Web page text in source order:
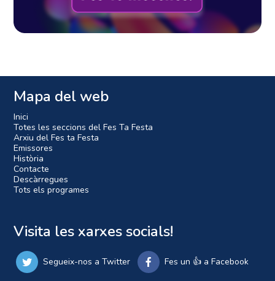
Mapa del web
Inici
Totes les seccions del Fes Ta Festa
Arxiu del Fes ta Festa
Emissores
Història
Contacte
Descàrregues
Tots els programes
Visita les xarxes socials!
Segueix-nos a Twitter Fes un 👍 a Facebook